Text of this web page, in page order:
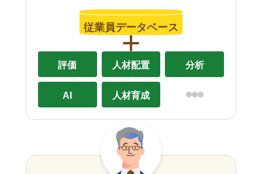
従業員データベース
評価 人材配置 分析
AI 人材育成